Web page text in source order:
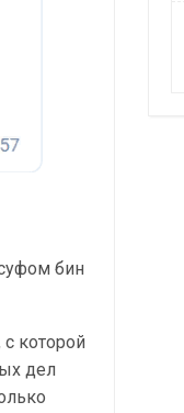
бин
которой
дел